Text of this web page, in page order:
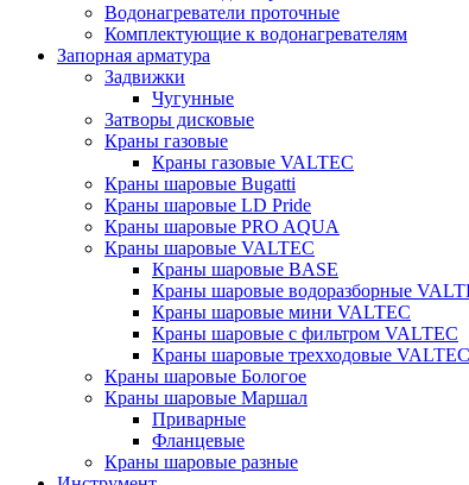
Водонагреватели проточные
Комплектующие к водонагревателям
Запорная арматура
Задвижки
Чугунные
Затворы дисковые
Краны газовые
Краны газовые VALTEC
Краны шаровые Bugatti
Краны шаровые LD Pride
Краны шаровые PRO AQUA
Краны шаровые VALTEC
Краны шаровые BASE
Краны шаровые водоразборные
Краны шаровые мини VALTEC
Краны шаровые с фильтром VALTEC
Краны шаровые трехходовые VALTEC
Краны шаровые Бологое
Краны шаровые Маршал
Приварные
Фланцевые
Краны шаровые разные